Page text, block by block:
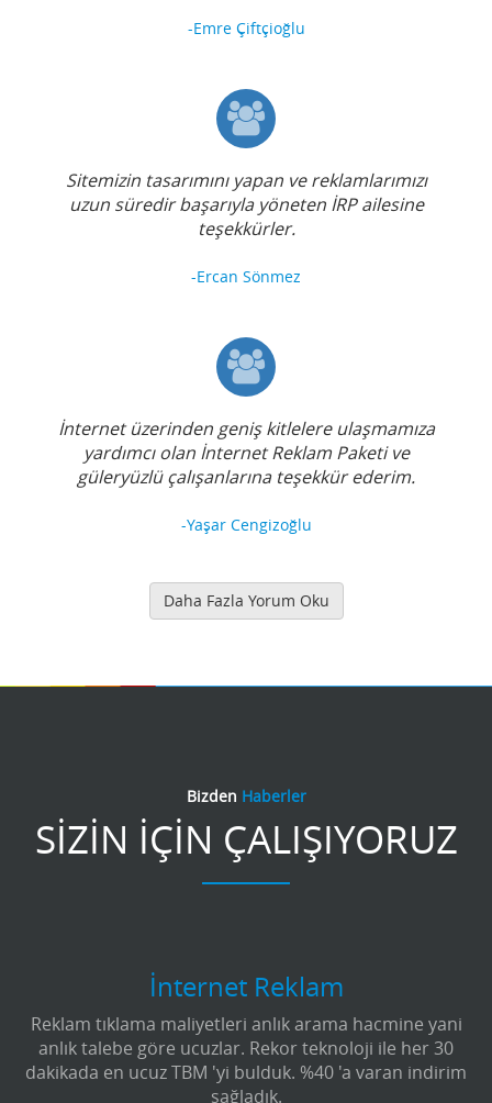
-Emre Çiftçioğlu
Sitemizin tasarımını yapan ve reklamlarımızı
uzun süredir başarıyla yöneten İRP ailesine
teşekkürler.
-Ercan Sönmez
İnternet üzerinden geniş kitlelere ulaşmamıza
yardımcı olan İnternet Reklam Paketi ve
güleryüzlü çalışanlarına teşekkür ederim.
-Yaşar Cengizoğlu
Daha Fazla Yorum Oku
Bizden Haberler
SİZİN İÇİN ÇALIŞIYORUZ
İnternet Reklam
Reklam tıklama maliyetleri anlık arama hacmine yani
anlık talebe göre ucuzlar. Rekor teknoloji ile her 30
dakikada en ucuz TBM 'yi bulduk. %40 'a varan indirim
sağladık.